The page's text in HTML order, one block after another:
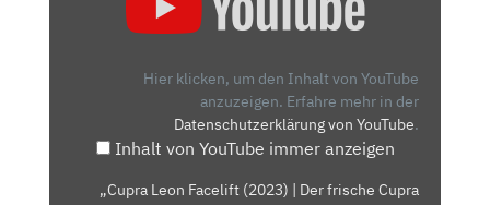
CUPRA
Hier klicken, um den Inhalt von YouTube
anzuzeigen. Erfahre mehr in der
Datenschutzerklärung von YouTube.
Inhalt von YouTube immer anzeigen
„Cupra Leon Facelift (2023) | Der frische Cupra